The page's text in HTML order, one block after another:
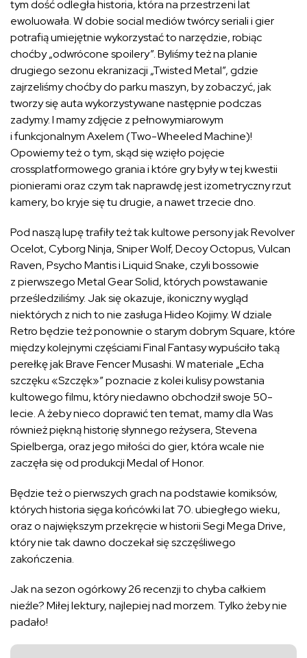
tym dość odległa historia, która na przestrzeni lat
ewoluowała. W dobie social mediów twórcy seriali i gier
potrafią umiejętnie wykorzystać to narzędzie, robiąc
choćby „odwrócone spoilery”. Byliśmy też na planie
drugiego sezonu ekranizacji „Twisted Metal”, gdzie
zajrzeliśmy choćby do parku maszyn, by zobaczyć, jak
tworzy się auta wykorzystywane następnie podczas
zadymy. I mamy zdjęcie z pełnowymiarowym
i funkcjonalnym Axelem (Two-Wheeled Machine)!
Opowiemy też o tym, skąd się wzięło pojęcie
crossplatformowego grania i które gry były w tej kwestii
pionierami oraz czym tak naprawdę jest izometryczny rzut
kamery, bo kryje się tu drugie, a nawet trzecie dno.
Pod naszą lupę trafiły też tak kultowe persony jak Revolver
Ocelot, Cyborg Ninja, Sniper Wolf, Decoy Octopus, Vulcan
Raven, Psycho Mantis i Liquid Snake, czyli bossowie
z pierwszego Metal Gear Solid, których powstawanie
prześledziliśmy. Jak się okazuje, ikoniczny wygląd
niektórych z nich to nie zasługa Hideo Kojimy. W dziale
Retro będzie też ponownie o starym dobrym Square, które
między kolejnymi częściami Final Fantasy wypuściło taką
perełkę jak Brave Fencer Musashi. W materiale „Echa
szczęku «Szczęk»” poznacie z kolei kulisy powstania
kultowego filmu, który niedawno obchodził swoje 50-
lecie. A żeby nieco doprawić ten temat, mamy dla Was
również piękną historię słynnego reżysera, Stevena
Spielberga, oraz jego miłości do gier, która wcale nie
zaczęła się od produkcji Medal of Honor.
Będzie też o pierwszych grach na podstawie komiksów,
których historia sięga końcówki lat 70. ubiegłego wieku,
oraz o największym przekręcie w historii Segi Mega Drive,
który nie tak dawno doczekał się szczęśliwego
zakończenia.
Jak na sezon ogórkowy 26 recenzji to chyba całkiem
nieźle? Miłej lektury, najlepiej nad morzem. Tylko żeby nie
padało!